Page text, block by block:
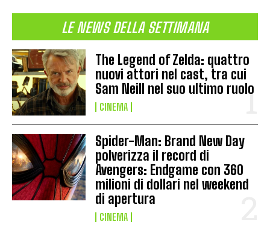
LE NEWS DELLA SETTIMANA
The Legend of Zelda: quattro
nuovi attori nel cast, tra cui
Sam Neill nel suo ultimo ruolo
CINEMA
Spider-Man: Brand New Day
polverizza il record di
Avengers: Endgame con 360
milioni di dollari nel weekend
di apertura
CINEMA